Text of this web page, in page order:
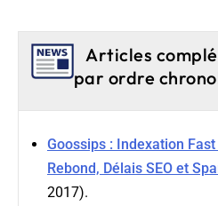
Articles
par ordre
Goossips : Indexation
Rebond, Délais SEO et
2017).